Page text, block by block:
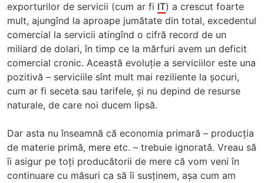
exporturilor de servicii (cum ar fi IT) a crescut foarte
mult, ajungînd la aproape jumătate din total, excedentul
comercial la servicii atingînd o cifră record de un
miliard de dolari, în timp ce la mărfuri avem un deficit
comercial cronic. Această evoluție a serviciilor este una
pozitivă – serviciile sînt mult mai reziliente la șocuri,
cum ar fi seceta sau tarifele, și nu depind de resurse
naturale, de care noi ducem lipsă.
Dar asta nu înseamnă că economia primară – producția
de materie primă, mere etc. – trebuie ignorată. Vreau să
îi asigur pe toți producătorii de mere că vom veni în
continuare cu măsuri ca să îi susținem, așa cum am